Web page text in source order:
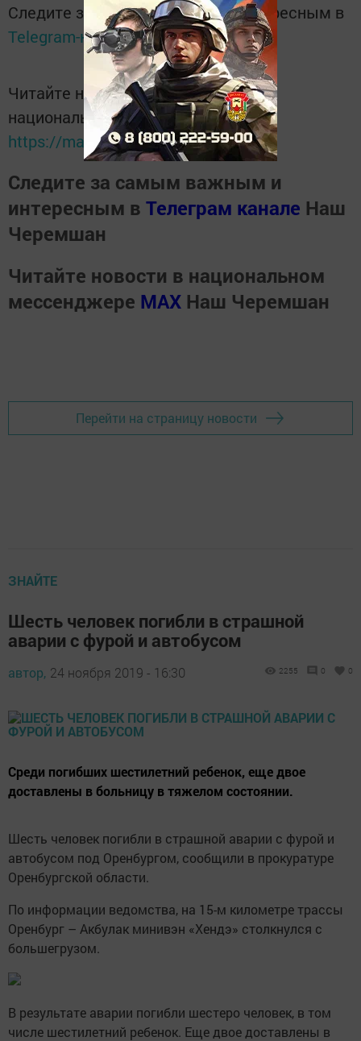
Следите за самым важным и интересным в
Telegram-каналеТатмедиа
Читайте новости Татарстана в
национальном мессенджере MАХ:
https://max.ru/tatmedia
Следите за самым важным и
интересным в Телеграм канале Наш
Черемшан
Читайте новости в национальном
мессенджере MАХ Наш Черемшан
Перейти на страницу новости
ЗНАЙТЕ
Шесть человек погибли в страшной
аварии с фурой и автобусом
автор, 24 ноября 2019 - 16:30 2255 0 0
Среди погибших шестилетний ребенок, еще двое
доставлены в больницу в тяжелом состоянии.
Шесть человек погибли в страшной аварии с фурой и
автобусом под Оренбургом, сообщили в прокуратуре
Оренбургской области.
По информации ведомства, на 15-м километре трассы
Оренбург – Акбулак минивэн «Хендэ» столкнулся с
большегрузом.
В результате аварии погибли шестеро человек, в том
числе шестилетний ребенок. Еще двое доставлены в